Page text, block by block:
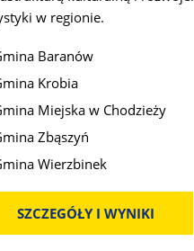
w regionie.
Baranów
Krobia
Miejska w Chodzieży
Zbąszyń
Wierzbinek
SZCZEGÓŁY I WYNIKI